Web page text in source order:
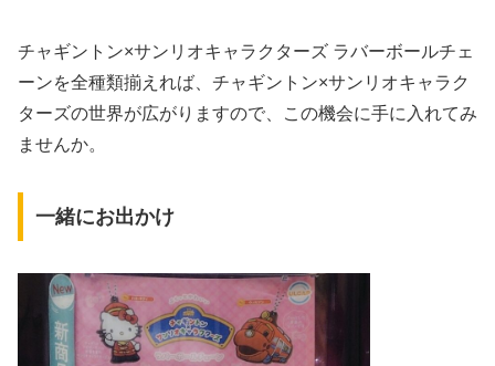
チャギントン×サンリオキャラクターズ ラバーボールチェ
ーンを全種類揃えれば、チャギントン×サンリオキャラク
ターズの世界が広がりますので、この機会に手に入れてみ
ませんか。
一緒にお出かけ